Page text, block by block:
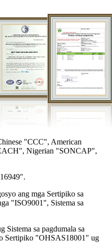
"CCC", American
Nigerian "SONCAP",
ang mga Sertipiko sa
"ISO9001", Sistema sa
sa pagdumala sa
Sertipiko "OHSAS18001" ug